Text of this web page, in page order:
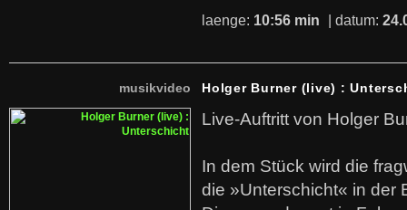
laenge: 10:56 min | datum:
musikvideo Holger Burner (live) :
Live-Auftritt von Holger
In dem Stück wird die
die »Unterschicht« in der